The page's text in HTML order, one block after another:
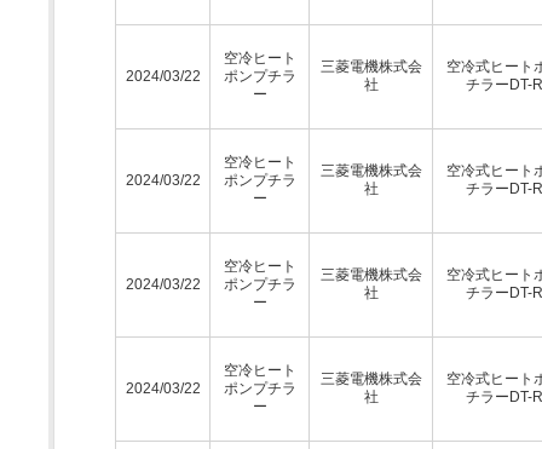
2024/03/22
空冷ヒート
ポンプチラ
ー
三菱電機株式会
社
空冷式ヒート
チラーDT-
2024/03/22
空冷ヒート
ポンプチラ
ー
三菱電機株式会
社
空冷式ヒート
チラーDT-
2024/03/22
空冷ヒート
ポンプチラ
ー
三菱電機株式会
社
空冷式ヒート
チラーDT-
2024/03/22
空冷ヒート
ポンプチラ
ー
三菱電機株式会
社
空冷式ヒート
チラーDT-